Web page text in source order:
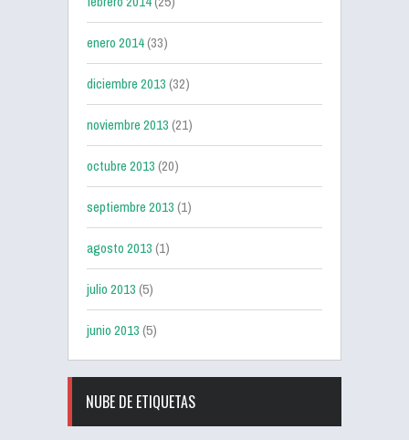
enero 2014(33)
diciembre 2013(32)
noviembre 2013(21)
octubre 2013(20)
septiembre 2013(1)
agosto 2013(1)
julio 2013(5)
junio 2013(5)
NUBE DE ETIQUETAS